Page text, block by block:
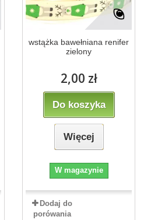
wstążka bawełniana renifer
zielony
2,00 zł
Do koszyka
Więcej
W magazynie
Dodaj do
porówania